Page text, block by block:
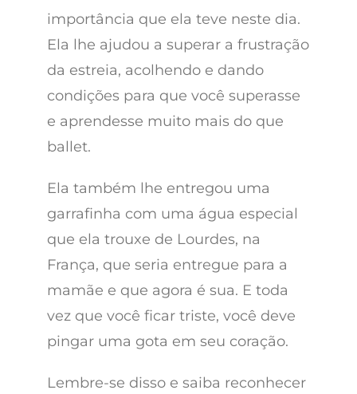
importância que ela teve neste dia.
Ela lhe ajudou a superar a frustração
da estreia, acolhendo e dando
condições para que você superasse
e aprendesse muito mais do que
ballet.
Ela também lhe entregou uma
garrafinha com uma água especial
que ela trouxe de Lourdes, na
França, que seria entregue para a
mamãe e que agora é sua. E toda
vez que você ficar triste, você deve
pingar uma gota em seu coração.
Lembre-se disso e saiba reconhecer